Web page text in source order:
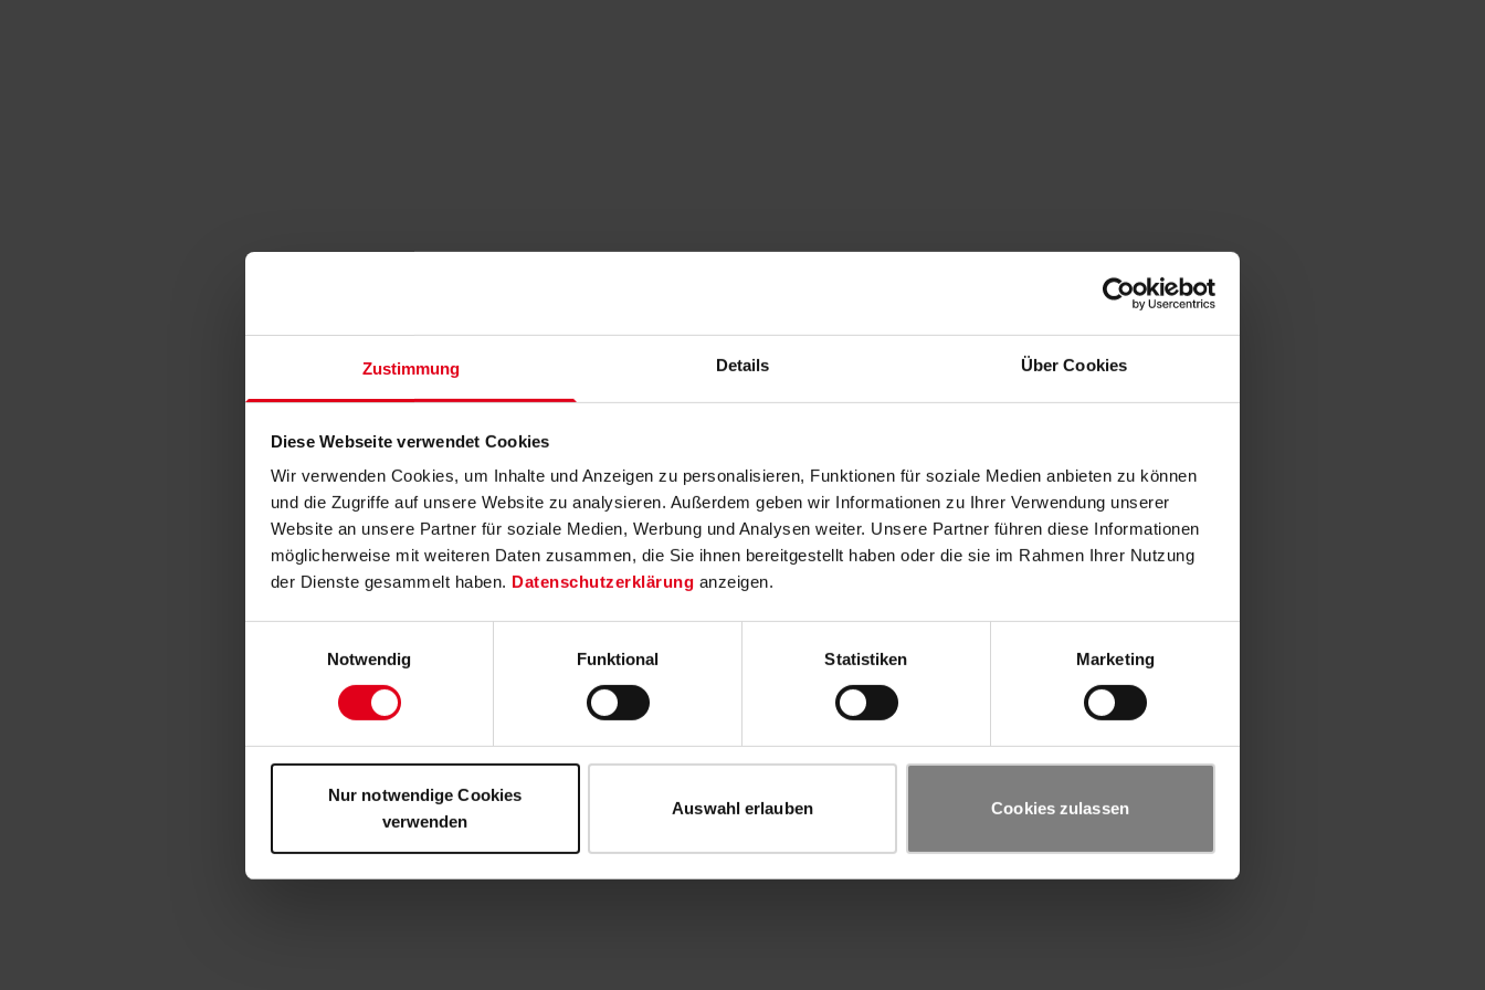
Zustimmung Details Über Cookies
Diese Webseite verwendet Cookies
Wir verwenden Cookies, um Inhalte und Anzeigen zu personalisieren, Funktionen für soziale Medien anbieten zu können
und die Zugriffe auf unsere Website zu analysieren. Außerdem geben wir Informationen zu Ihrer Verwendung unserer
Website an unsere Partner für soziale Medien, Werbung und Analysen weiter. Unsere Partner führen diese Informationen
möglicherweise mit weiteren Daten zusammen, die Sie ihnen bereitgestellt haben oder die sie im Rahmen Ihrer Nutzung
der Dienste gesammelt haben. Datenschutzerklärung anzeigen.
Notwendig
Funktional Statistiken Marketing
Nur notwendige Cookies
verwenden
Auswahl erlauben Cookies zulassen